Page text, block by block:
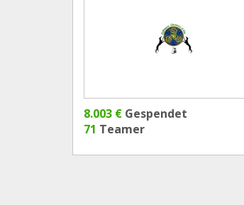
8.003 € Gespendet
71 Teamer